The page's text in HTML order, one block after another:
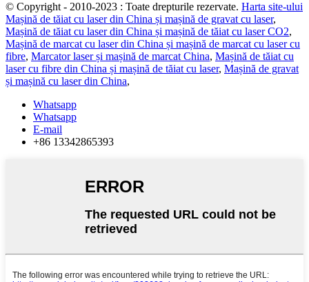
© Copyright - 2010-2023 : Toate drepturile rezervate. Harta site-ului
Mașină de tăiat cu laser din China și mașină de gravat cu laser,
Mașină de tăiat cu laser din China și mașină de tăiat cu laser CO2,
Mașină de marcat cu laser din China și mașină de marcat cu laser cu
fibre, Marcator laser și mașină de marcat China, Mașină de tăiat cu
laser cu fibre din China și mașină de tăiat cu laser, Mașină de gravat
și mașină cu laser din China,
Whatsapp
Whatsapp
E-mail
+86 13342865393